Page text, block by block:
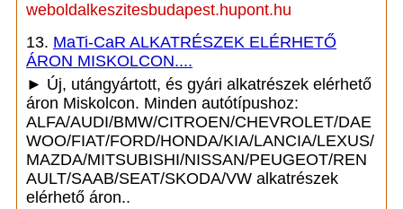
weboldalkeszitesbudapest.hupont.hu
13. MaTi-CaR ALKATRÉSZEK ELÉRHETŐ
ÁRON MISKOLCON....
► Új, utángyártott, és gyári alkatrészek elérhető
áron Miskolcon. Minden autótípushoz:
ALFA/AUDI/BMW/CITROEN/CHEVROLET/DAE
WOO/FIAT/FORD/HONDA/KIA/LANCIA/LEXUS/
MAZDA/MITSUBISHI/NISSAN/PEUGEOT/REN
AULT/SAAB/SEAT/SKODA/VW alkatrészek
elérhető áron..